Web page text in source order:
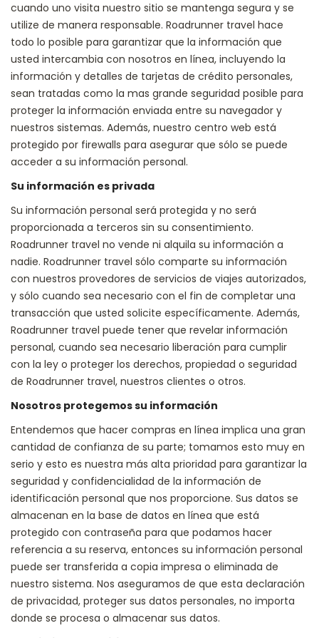
cuando uno visita nuestro sitio se mantenga segura y se
utilize de manera responsable. Roadrunner travel hace
todo lo posible para garantizar que la información que
usted intercambia con nosotros en línea, incluyendo la
información y detalles de tarjetas de crédito personales,
sean tratadas como la mas grande seguridad posible para
proteger la información enviada entre su navegador y
nuestros sistemas. Además, nuestro centro web está
protegido por firewalls para asegurar que sólo se puede
acceder a su información personal.
Su información es privada
Su información personal será protegida y no será
proporcionada a terceros sin su consentimiento.
Roadrunner travel no vende ni alquila su información a
nadie. Roadrunner travel sólo comparte su información
con nuestros provedores de servicios de viajes autorizados,
y sólo cuando sea necesario con el fin de completar una
transacción que usted solicite específicamente. Además,
Roadrunner travel puede tener que revelar información
personal, cuando sea necesario liberación para cumplir
con la ley o proteger los derechos, propiedad o seguridad
de Roadrunner travel, nuestros clientes o otros.
Nosotros protegemos su información
Entendemos que hacer compras en línea implica una gran
cantidad de confianza de su parte; tomamos esto muy en
serio y esto es nuestra más alta prioridad para garantizar la
seguridad y confidencialidad de la información de
identificación personal que nos proporcione. Sus datos se
almacenan en la base de datos en línea que está
protegido con contraseña para que podamos hacer
referencia a su reserva, entonces su información personal
puede ser transferida a copia impresa o eliminada de
nuestro sistema. Nos aseguramos de que esta declaración
de privacidad, proteger sus datos personales, no importa
donde se procesa o almacenar sus datos.